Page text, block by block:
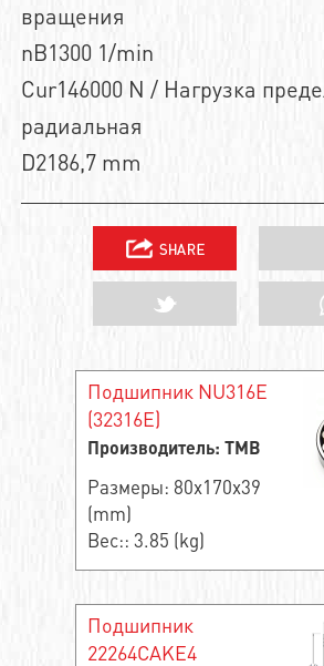
вращения
nB1300 1/min
Cur146000 N / Нагрузка
радиальная
D2186,7 mm
Подшипник NU316E
(32316E)
Производитель: TMB
Размеры: 80x170x39
(mm)
Вес:: 3.85 (kg)
Подшипник
22264CAKE4